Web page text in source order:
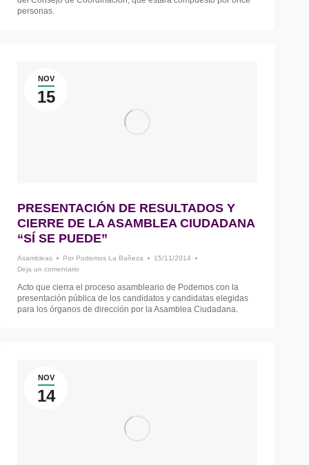
personas.
NOV
15
PRESENTACIÓN DE RESULTADOS Y
CIERRE DE LA ASAMBLEA CIUDADANA
“SÍ SE PUEDE”
Asambleas Por Podemos La Bañeza
15/11/2014
Deja un comentario
Acto que cierra el proceso asambleario de Podemos con la
presentación pública de los candidatos y candidatas elegidas
para los órganos de dirección por la Asamblea Ciudadana.
NOV
14